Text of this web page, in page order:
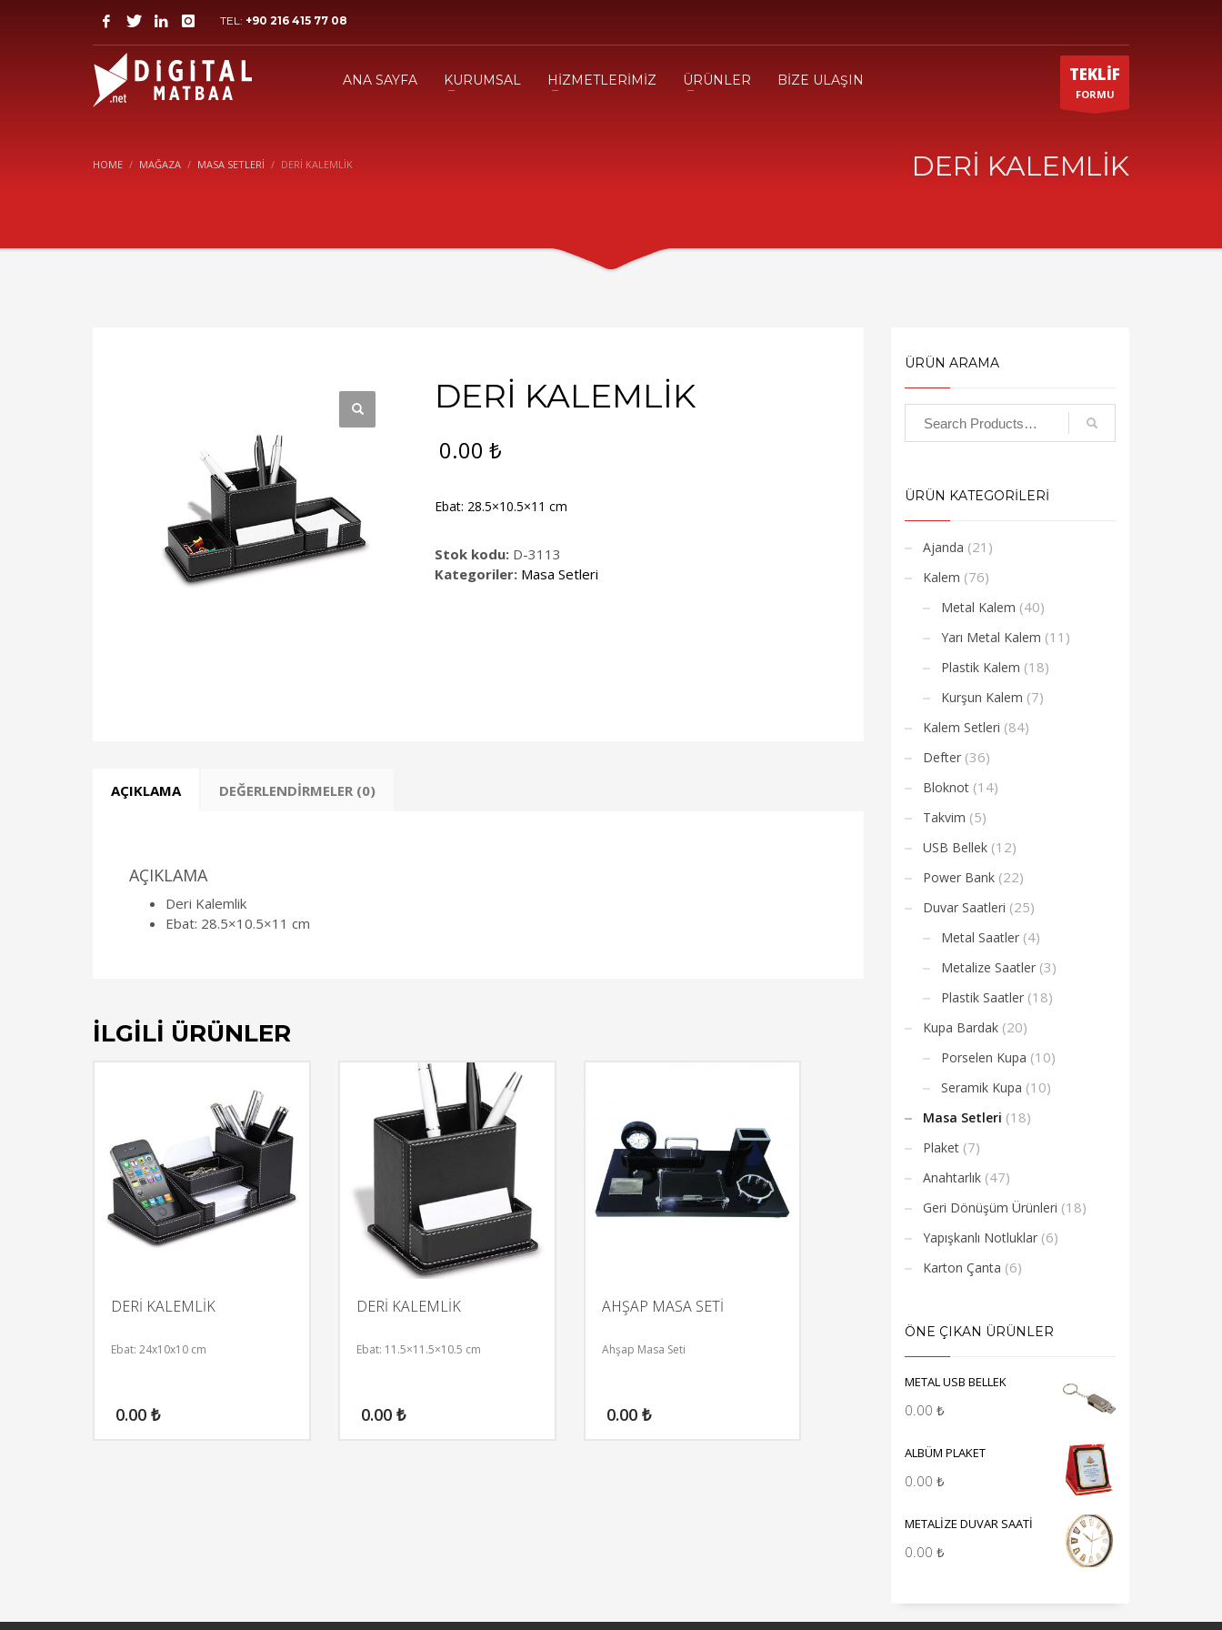
TEL: +90 216 415 77 08
ANA SAYFA KURUMSAL HİZMETLERİMİZ ÜRÜNLER BİZE ULAŞIN TEKLİF
FORMU
HOME MAĞAZA MASA SETLERI DERİ KALEMLİK DERİ KALEMLİK
DERİ KALEMLİK
0.00₺
Ebat: 28.5×10.5×11 cm
Stok kodu: D-3113
Kategoriler: Masa Setleri
AÇIKLAMA DEĞERLENDIRMELER (0)
AÇIKLAMA
Deri Kalemlik
Ebat: 28.5×10.5×11 cm
İLGILI ÜRÜNLER
DERİ KALEMLİK
Ebat: 24x10x10 cm
0.00 ₺
DERİ KALEMLİK
Ebat: 11.5×11.5×10.5 cm
0.00 ₺
AHŞAP MASA SETİ
Ahşap Masa Seti
0.00 ₺
ÜRÜN ARAMA
ÜRÜN KATEGORİLERİ
Ajanda (21)
Kalem (76)
Metal Kalem (40)
Yarı Metal Kalem (11)
Plastik Kalem (18)
Kurşun Kalem (7)
Kalem Setleri (84)
Defter (36)
Bloknot (14)
Takvim (5)
USB Bellek (12)
Power Bank (22)
Duvar Saatleri (25)
Metal Saatler (4)
Metalize Saatler (3)
Plastik Saatler (18)
Kupa Bardak (20)
Porselen Kupa (10)
Seramik Kupa (10)
Masa Setleri (18)
Plaket (7)
Anahtarlık (47)
Geri Dönüşüm Ürünleri (18)
Yapışkanlı Notluklar (6)
Karton Çanta (6)
ÖNE ÇIKAN ÜRÜNLER
METAL USB BELLEK
0.00 ₺
ALBÜM PLAKET
0.00 ₺
METALİZE DUVAR SAATİ
0.00 ₺